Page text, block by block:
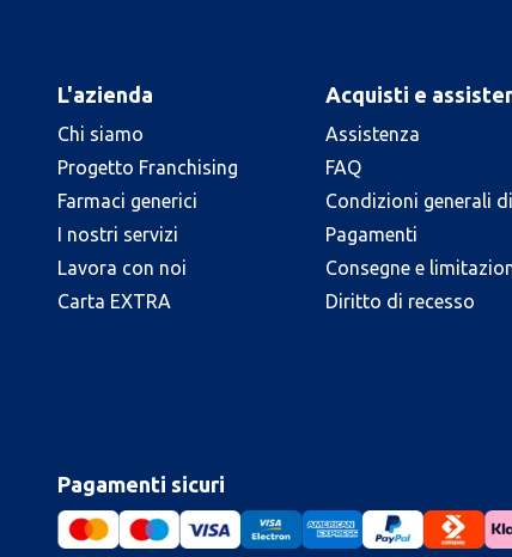
L'azienda
Chi siamo
Progetto Franchising
Farmaci generici
I nostri servizi
Lavora con noi
Carta EXTRA
Acquisti e
Assistenza
FAQ
Condizioni generali
Pagamenti
Consegne e
Diritto di recesso
Pagamenti sicuri